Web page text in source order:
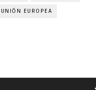
UNIÓN EUROPEA